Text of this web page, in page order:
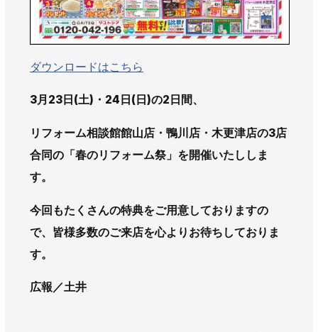
大型工事施工事例
採用情報
新卒・第二新卒採用
協力会社募集
お問い合わせ
ダウンロードはこちら
3月23日(土)・24日(日)の2日間、
リフォーム相談館館山店・鴨川店・木更津店の3店
合同の 「春のリフォーム祭」 を開催いたししま
す。
今回もたくさんの特典をご用意しておりますの
で、皆様多数のご来店を心よりお待ちしておりま
す。
広報／土井